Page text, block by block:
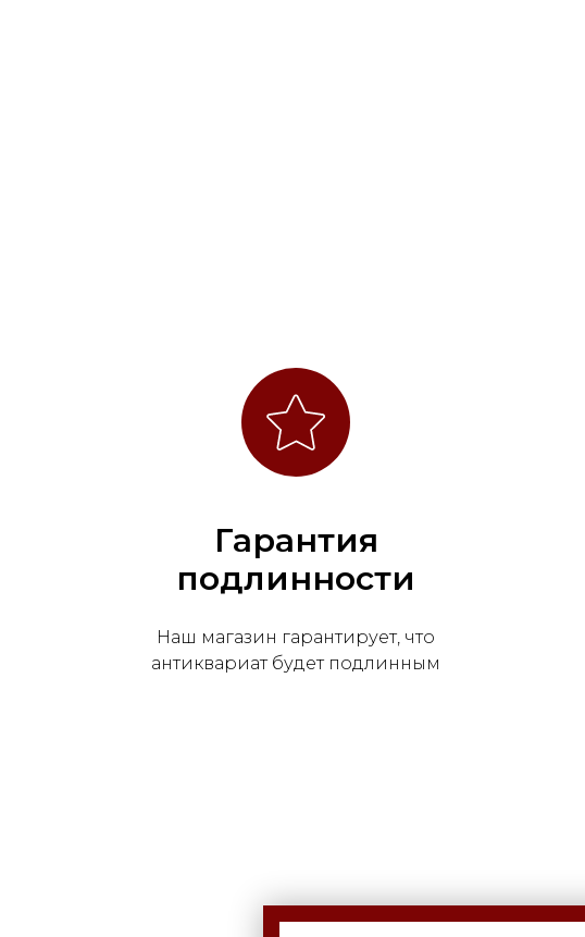
Гарантия
подлинности
Наш магазин гарантирует, что
антиквариат будет подлинным